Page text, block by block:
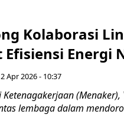
Kolaborasi
Energi
Apr 2026 - 10:37
Ketenagakerjaan
lembaga dalam